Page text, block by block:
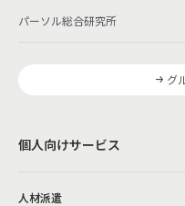
パーソル総合研究所
グ
個人向けサービス
人材派遣